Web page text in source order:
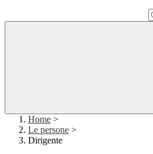
Home >
Le persone >
Dirigente